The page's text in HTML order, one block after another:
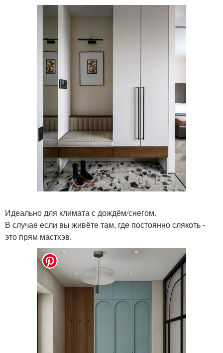
Идеально для климата с дождём/снегом.
В случае если вы живёте там, где постоянно слякоть -
это прям мастхэв.